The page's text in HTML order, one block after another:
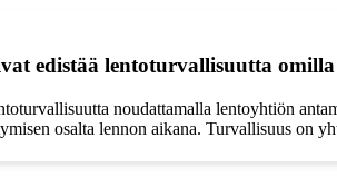
edistää lentoturvallisuutta
noudattamalla lentoyhtiön
osalta lennon aikana. Turvallisuus on